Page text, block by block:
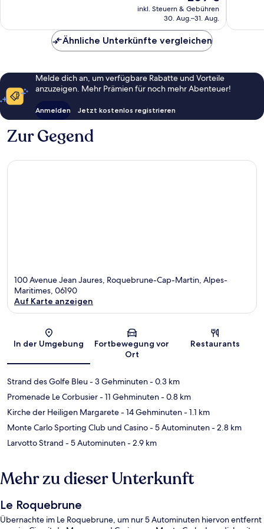
Preis
beträgt
inkl. Steuern & Gebühren
30. Aug.–31. Aug.
Ähnliche Unterkünfte vergleichen
Melde dich an, um verfügbare Rabatte und Vorteile
anzuzeigen. Mehr Prämien für noch mehr Abenteuer!
Anmelden Jetzt kostenlos registrieren
Zur Gegend
100 Avenue Jean Jaures, Roquebrune-Cap-Martin, Alpes-
Maritimes, 06190
Auf Karte anzeigen
In der Umgebung
Fortbewegung vor
Ort
Restaurants
Strand des Golfe Bleu- 3 Gehminuten- 0.3 km
Promenade Le Corbusier- 11 Gehminuten- 0.8 km
Kirche der Heiligen Margarete- 14 Gehminuten- 1.1 km
Monte Carlo Sporting Club und Casino- 5 Autominuten- 2.8 km
Larvotto Strand - 5 Autominuten- 2.9 km
Mehr zu dieser Unterkunft
Le Roquebrune
Übernachte im Le Roquebrune, um nur 5 Autominuten hiervon entfernt